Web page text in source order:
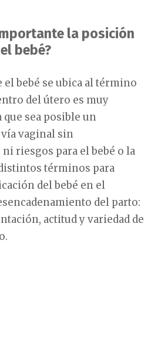
la posición
bebé?
el bebé se ubica al término
del útero es muy
sea posible un
vaginal sin
riesgos para el bebé o la
términos para
del bebé en el
del parto:
actitud y variedad de